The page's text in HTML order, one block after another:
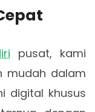
pusat, kami
mudah dalam
digital khusus